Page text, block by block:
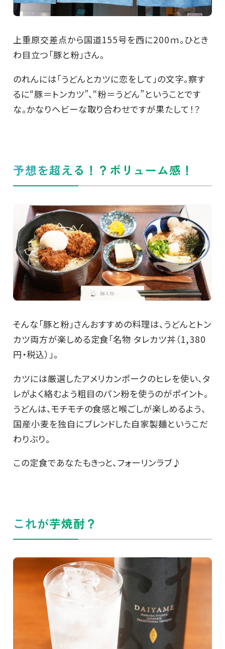
上重原交差点から国道155号を西に200ｍ。ひとき
わ目立つ「豚と粉」さん。
のれんには「うどんとカツに恋をして」の文字。察す
るに“豚＝トンカツ”、“粉＝うどん”ということです
な。かなりヘビーな取り合わせですが果たして！？
予想を超える！？ボリューム感！
そんな「豚と粉」さんおすすめの料理は、うどんとトン
カツ両方が楽しめる定食「名物 タレカツ丼（1,380
円・税込）」。
カツには厳選したアメリカンポークのヒレを使い、タ
レがよく絡むよう粗目のパン粉を使うのがポイント。
うどんは、モチモチの食感と喉ごしが楽しめるよう、
国産小麦を独自にブレンドした自家製麺というこだ
わりぶり。
この定食であなたもきっと、フォーリンラブ♪
これが芋焼酎？